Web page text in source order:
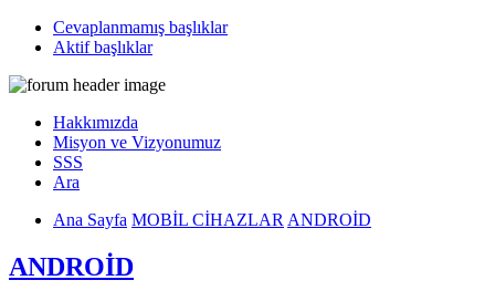
Cevaplanmamış başlıklar
Aktif başlıklar
Hakkımızda
Misyon ve Vizyonumuz
SSS
Ara
Ana Sayfa MOBİL CİHAZLAR ANDROİD
ANDROİD